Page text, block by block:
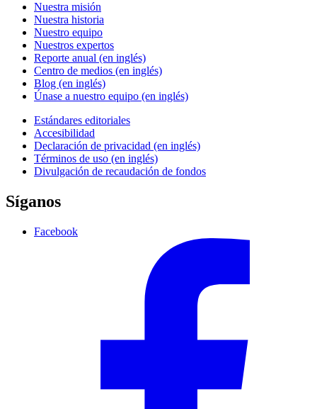
Nuestra misión
Nuestra historia
Nuestro equipo
Nuestros expertos
Reporte anual (en inglés)
Centro de medios (en inglés)
Blog (en inglés)
Únase a nuestro equipo (en inglés)
Estándares editoriales
Accesibilidad
Declaración de privacidad (en inglés)
Términos de uso (en inglés)
Divulgación de recaudación de fondos
Síganos
Facebook